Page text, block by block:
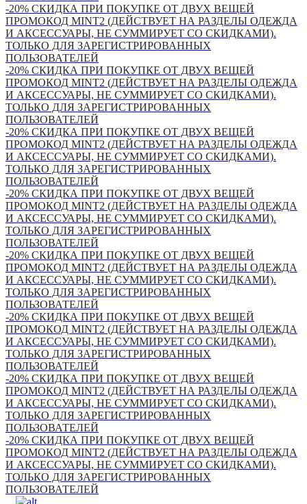
-20% СКИДКА ПРИ ПОКУПКЕ ОТ ДВУХ ВЕЩЕЙ
ПРОМОКОД MINT2 (ДЕЙСТВУЕТ НА РАЗДЕЛЫ ОДЕЖДА
И АКСЕССУАРЫ, НЕ СУММИРУЕТ СО СКИДКАМИ).
ТОЛЬКО ДЛЯ ЗАРЕГИСТРИРОВАННЫХ
ПОЛЬЗОВАТЕЛЕЙ
-20% СКИДКА ПРИ ПОКУПКЕ ОТ ДВУХ ВЕЩЕЙ
ПРОМОКОД MINT2 (ДЕЙСТВУЕТ НА РАЗДЕЛЫ ОДЕЖДА
И АКСЕССУАРЫ, НЕ СУММИРУЕТ СО СКИДКАМИ).
ТОЛЬКО ДЛЯ ЗАРЕГИСТРИРОВАННЫХ
ПОЛЬЗОВАТЕЛЕЙ
-20% СКИДКА ПРИ ПОКУПКЕ ОТ ДВУХ ВЕЩЕЙ
ПРОМОКОД MINT2 (ДЕЙСТВУЕТ НА РАЗДЕЛЫ ОДЕЖДА
И АКСЕССУАРЫ, НЕ СУММИРУЕТ СО СКИДКАМИ).
ТОЛЬКО ДЛЯ ЗАРЕГИСТРИРОВАННЫХ
ПОЛЬЗОВАТЕЛЕЙ
-20% СКИДКА ПРИ ПОКУПКЕ ОТ ДВУХ ВЕЩЕЙ
ПРОМОКОД MINT2 (ДЕЙСТВУЕТ НА РАЗДЕЛЫ ОДЕЖДА
И АКСЕССУАРЫ, НЕ СУММИРУЕТ СО СКИДКАМИ).
ТОЛЬКО ДЛЯ ЗАРЕГИСТРИРОВАННЫХ
ПОЛЬЗОВАТЕЛЕЙ
-20% СКИДКА ПРИ ПОКУПКЕ ОТ ДВУХ ВЕЩЕЙ
ПРОМОКОД MINT2 (ДЕЙСТВУЕТ НА РАЗДЕЛЫ ОДЕЖДА
И АКСЕССУАРЫ, НЕ СУММИРУЕТ СО СКИДКАМИ).
ТОЛЬКО ДЛЯ ЗАРЕГИСТРИРОВАННЫХ
ПОЛЬЗОВАТЕЛЕЙ
-20% СКИДКА ПРИ ПОКУПКЕ ОТ ДВУХ ВЕЩЕЙ
ПРОМОКОД MINT2 (ДЕЙСТВУЕТ НА РАЗДЕЛЫ ОДЕЖДА
И АКСЕССУАРЫ, НЕ СУММИРУЕТ СО СКИДКАМИ).
ТОЛЬКО ДЛЯ ЗАРЕГИСТРИРОВАННЫХ
ПОЛЬЗОВАТЕЛЕЙ
-20% СКИДКА ПРИ ПОКУПКЕ ОТ ДВУХ ВЕЩЕЙ
ПРОМОКОД MINT2 (ДЕЙСТВУЕТ НА РАЗДЕЛЫ ОДЕЖДА
И АКСЕССУАРЫ, НЕ СУММИРУЕТ СО СКИДКАМИ).
ТОЛЬКО ДЛЯ ЗАРЕГИСТРИРОВАННЫХ
ПОЛЬЗОВАТЕЛЕЙ
-20% СКИДКА ПРИ ПОКУПКЕ ОТ ДВУХ ВЕЩЕЙ
ПРОМОКОД MINT2 (ДЕЙСТВУЕТ НА РАЗДЕЛЫ ОДЕЖДА
И АКСЕССУАРЫ, НЕ СУММИРУЕТ СО СКИДКАМИ).
ТОЛЬКО ДЛЯ ЗАРЕГИСТРИРОВАННЫХ
ПОЛЬЗОВАТЕЛЕЙ